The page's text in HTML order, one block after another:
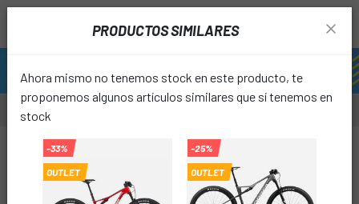
OUTLET
PRODUCTOS SIMILARES
Ahora mismo no tenemos stock en este producto, te
proponemos algunos artículos similares que sí tenemos en
stock
-33%
OUTLET
-25%
OUTLET